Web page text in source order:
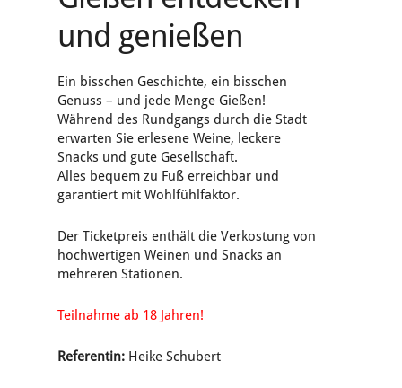
und genießen
Ein bisschen Geschichte, ein bisschen
Genuss – und jede Menge Gießen!
Während des Rundgangs durch die Stadt
erwarten Sie erlesene Weine, leckere
Snacks und gute Gesellschaft.
Alles bequem zu Fuß erreichbar und
garantiert mit Wohlfühlfaktor.
Der Ticketpreis enthält die Verkostung von
hochwertigen Weinen und Snacks an
mehreren Stationen.
Teilnahme ab 18 Jahren!
Referentin: Heike Schubert